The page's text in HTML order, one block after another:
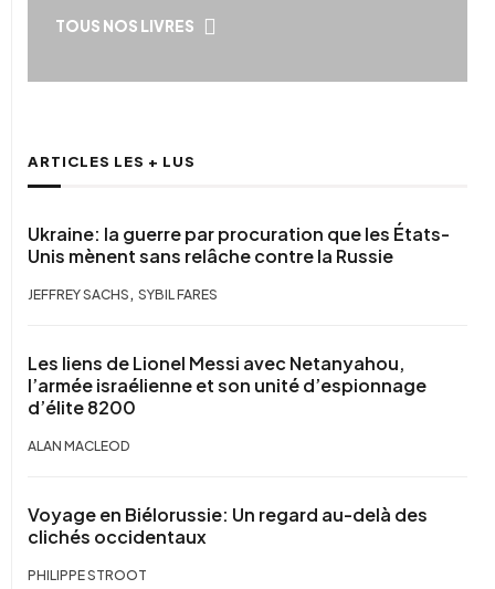
TOUS NOS LIVRES
ARTICLES LES + LUS
Ukraine: la guerre par procuration que les États-
Unis mènent sans relâche contre la Russie
JEFFREY SACHS , SYBIL FARES
Les liens de Lionel Messi avec Netanyahou,
l’armée israélienne et son unité d’espionnage
d’élite 8200
ALAN MACLEOD
Voyage en Biélorussie: Un regard au-delà des
clichés occidentaux
PHILIPPE STROOT